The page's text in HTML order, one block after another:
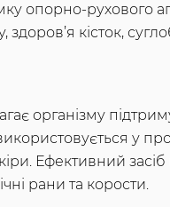
опорно-рухового
кісток,
організму
у
Ефективний
рани та корости.